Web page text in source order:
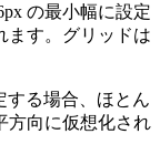
の最小幅に設定
ます。グリッドは
する場合、ほとん
方向に仮想化され